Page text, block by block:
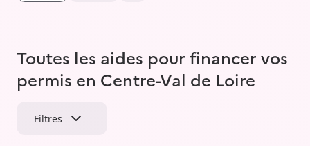
Toutes les aides pour financer vos
permis en Centre-Val de Loire
Filtres